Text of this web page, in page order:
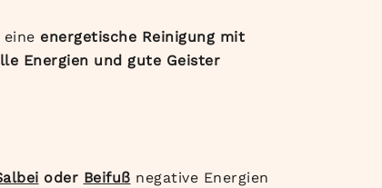
energetische Reinigung mit
Energien und gute Geister
oder Beifuß negative Energien